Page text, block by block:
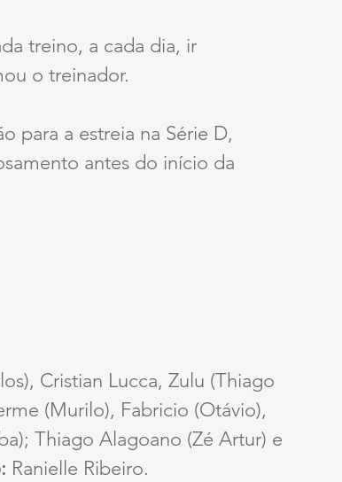
treino, a cada dia, ir
o treinador.
para a estreia na Série D,
antes do início da
Cristian Lucca, Zulu (Thiago
(Murilo), Fabricio (Otávio),
Thiago Alagoano (Zé Artur) e
Ranielle Ribeiro.